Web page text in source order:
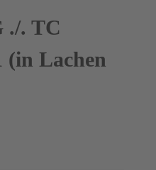
./. TC
(in Lachen